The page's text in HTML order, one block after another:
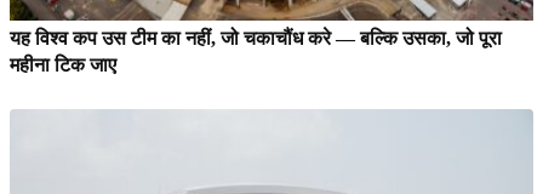
यह विश्व कप उस टीम का नहीं, जो चकाचौंध करे — बल्कि उसका, जो पूरा
महीना टिक जाए